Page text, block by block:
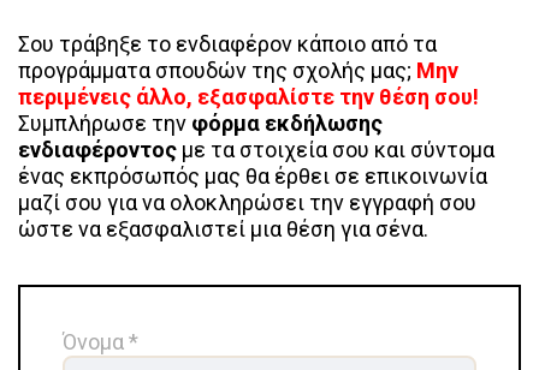
Σου τράβηξε το ενδιαφέρον κάποιο από τα
προγράμματα σπουδών της σχολής μας; Μην
περιμένεις άλλο, εξασφαλίστε την θέση σου!
Συμπλήρωσε την φόρμα εκδήλωσης
ενδιαφέροντος με τα στοιχεία σου και σύντομα
ένας εκπρόσωπός μας θα έρθει σε επικοινωνία
μαζί σου για να ολοκληρώσει την εγγραφή σου
ώστε να εξασφαλιστεί μια θέση για σένα.
Όνομα *